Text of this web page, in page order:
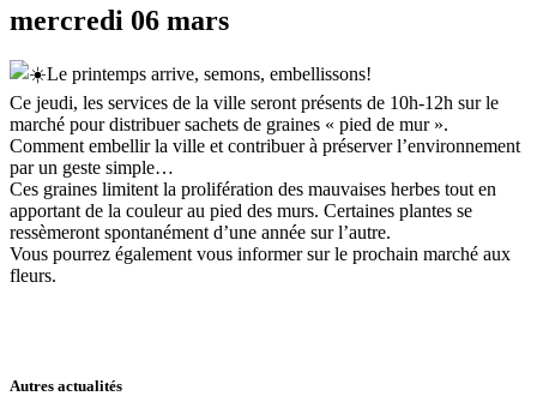
mercredi 06 mars
Le printemps arrive, semons, embellissons!
Ce jeudi, les services de la ville seront présents de 10h-12h sur le
marché pour distribuer sachets de graines « pied de mur ».
Comment embellir la ville et contribuer à préserver l’environnement
par un geste simple…
Ces graines limitent la prolifération des mauvaises herbes tout en
apportant de la couleur au pied des murs. Certaines plantes se
ressèmeront spontanément d’une année sur l’autre.
Vous pourrez également vous informer sur le prochain marché aux
fleurs.
Autres actualités